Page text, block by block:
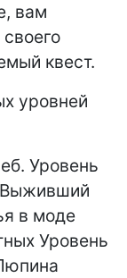
вам
квест.
уровней
Уровень
Выживший
в моде
Уровень